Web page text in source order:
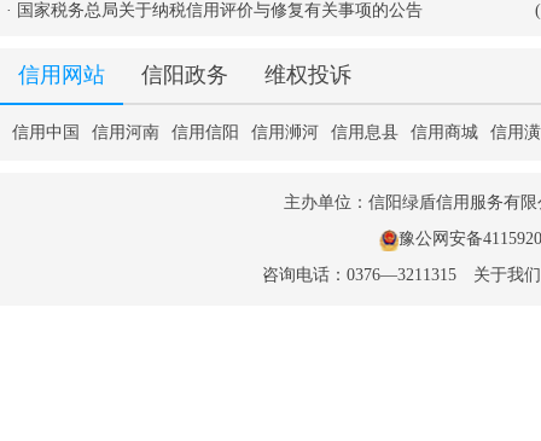
· 国家税务总局关于纳税信用评价与修复有关事项的公告
信用网站 信阳政务 维权投诉
信用中国 信用河南 信用信阳 信用浉河 信用息县 信用商城 信用
主办单位：信阳绿盾信用服务有
豫公网安备
咨询电话：0376—3211315 关于我们